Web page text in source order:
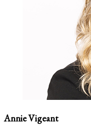
Annie Vigeant